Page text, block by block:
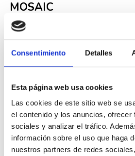
Consentimiento Detalles
Esta página web usa cookies
Las cookies de este sitio web se
el contenido y los anuncios, ofrecer
sociales y analizar el tráfico.
información sobre el uso que haga
nuestros partners de redes
MOSAIC
ReferenciaLEG000001836
Fuera de stock
16,63 €33,94 € -51%
Descripción